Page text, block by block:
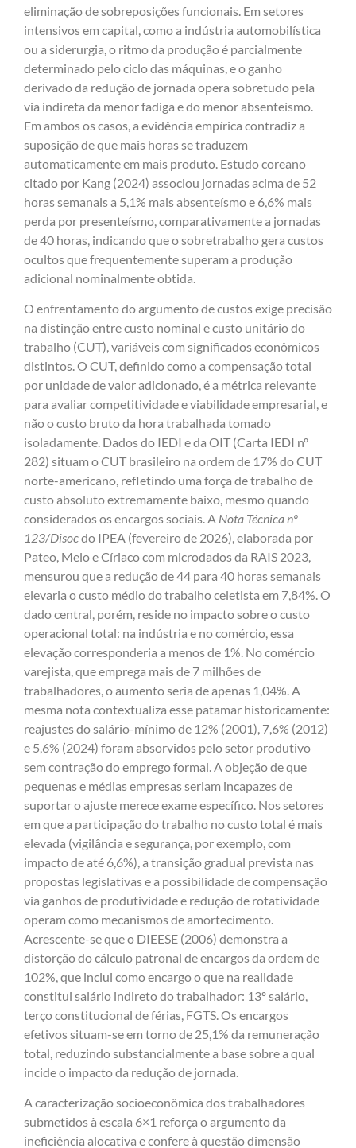
eliminação de sobreposições funcionais. Em setores
intensivos em capital, como a indústria automobilística
ou a siderurgia, o ritmo da produção é parcialmente
determinado pelo ciclo das máquinas, e o ganho
derivado da redução de jornada opera sobretudo pela
via indireta da menor fadiga e do menor absenteísmo.
Em ambos os casos, a evidência empírica contradiz a
suposição de que mais horas se traduzem
automaticamente em mais produto. Estudo coreano
citado por Kang (2024) associou jornadas acima de 52
horas semanais a 5,1% mais absenteísmo e 6,6% mais
perda por presenteísmo, comparativamente a jornadas
de 40 horas, indicando que o sobretrabalho gera custos
ocultos que frequentemente superam a produção
adicional nominalmente obtida.
O enfrentamento do argumento de custos exige precisão
na distinção entre custo nominal e custo unitário do
trabalho (CUT), variáveis com significados econômicos
distintos. O CUT, definido como a compensação total
por unidade de valor adicionado, é a métrica relevante
para avaliar competitividade e viabilidade empresarial, e
não o custo bruto da hora trabalhada tomado
isoladamente. Dados do IEDI e da OIT (Carta IEDI nº
282) situam o CUT brasileiro na ordem de 17% do CUT
norte-americano, refletindo uma força de trabalho de
custo absoluto extremamente baixo, mesmo quando
considerados os encargos sociais. A Nota Técnica nº
123/Disocdo IPEA (fevereiro de 2026), elaborada por
Pateo, Melo e Círiaco com microdados da RAIS 2023,
mensurou que a redução de 44 para 40 horas semanais
elevaria o custo médio do trabalho celetista em 7,84%. O
dado central, porém, reside no impacto sobre o custo
operacional total: na indústria e no comércio, essa
elevação corresponderia a menos de 1%. No comércio
varejista, que emprega mais de 7 milhões de
trabalhadores, o aumento seria de apenas 1,04%. A
mesma nota contextualiza esse patamar historicamente:
reajustes do salário-mínimo de 12% (2001), 7,6% (2012)
e 5,6% (2024) foram absorvidos pelo setor produtivo
sem contração do emprego formal. A objeção de que
pequenas e médias empresas seriam incapazes de
suportar o ajuste merece exame específico. Nos setores
em que a participação do trabalho no custo total é mais
elevada (vigilância e segurança, por exemplo, com
impacto de até 6,6%), a transição gradual prevista nas
propostas legislativas e a possibilidade de compensação
via ganhos de produtividade e redução de rotatividade
operam como mecanismos de amortecimento.
Acrescente-se que o DIEESE (2006) demonstra a
distorção do cálculo patronal de encargos da ordem de
102%, que inclui como encargo o que na realidade
constitui salário indireto do trabalhador: 13º salário,
terço constitucional de férias, FGTS. Os encargos
efetivos situam-se em torno de 25,1% da remuneração
total, reduzindo substancialmente a base sobre a qual
incide o impacto da redução de jornada.
A caracterização socioeconômica dos trabalhadores
submetidos à escala 6×1 reforça o argumento da
ineficiência alocativa e confere à questão dimensão